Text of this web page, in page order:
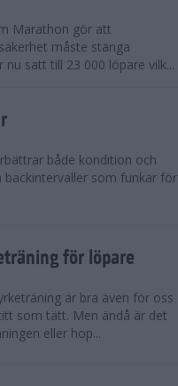
Marathon gör att
måste stänga
satt till 23 000 löpare vilk...
både kondition och
backintervaller som funkar för
för löpare
är bra även för oss
som tätt. Men ändå är det
eller hop...